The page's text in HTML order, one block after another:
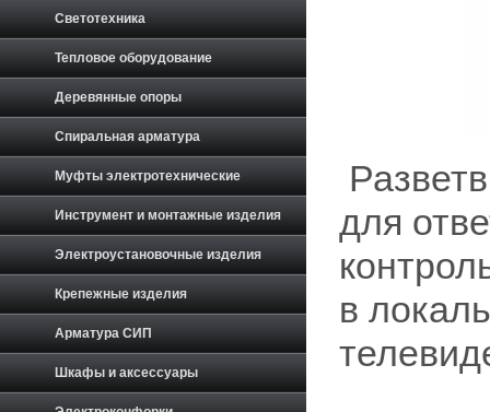
для
в
Светотехника
Тепловое оборудование
Деревянные опоры
Спиральная арматура
Муфты электротехнические
Инструмент и монтажные изделия
Электроустановочные изделия
Крепежные изделия
Арматура СИП
Шкафы и аксессуары